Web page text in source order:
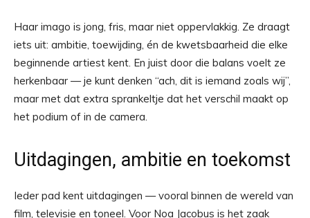
Haar imago is jong, fris, maar niet oppervlakkig. Ze draagt
iets uit: ambitie, toewijding, én de kwetsbaarheid die elke
beginnende artiest kent. En juist door die balans voelt ze
herkenbaar — je kunt denken “ach, dit is iemand zoals wij”,
maar met dat extra sprankeltje dat het verschil maakt op
het podium of in de camera.
Uitdagingen, ambitie en toekomst
Ieder pad kent uitdagingen — vooral binnen de wereld van
film, televisie en toneel. Voor Noa Jacobus is het zaak